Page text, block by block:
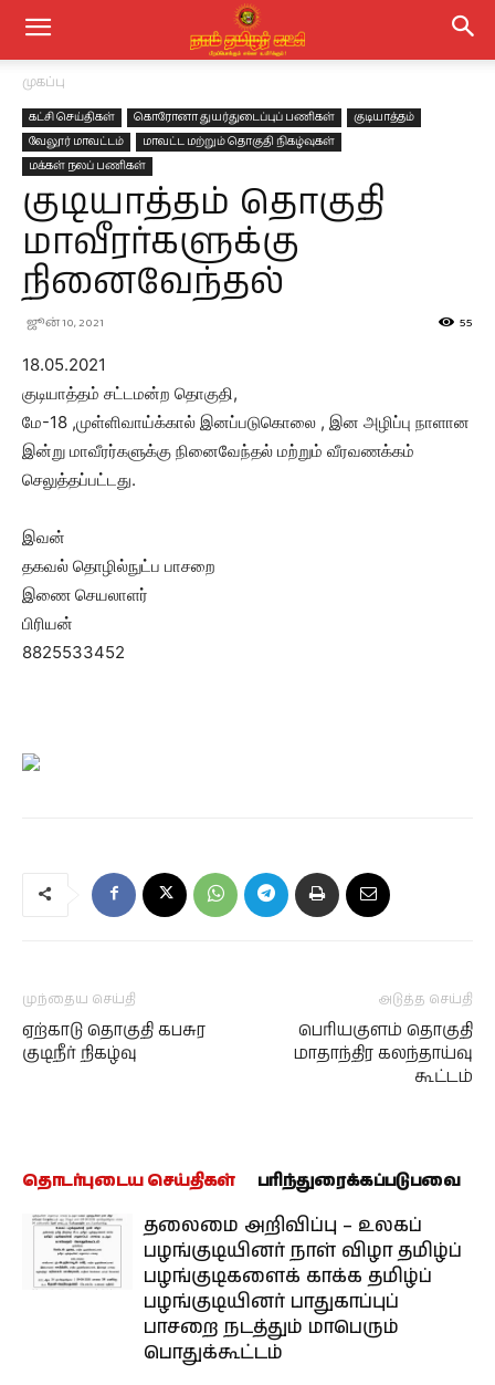
முகப்பு
கட்சி செய்திகள் கொரோனா துயர்துடைப்புப் பணிகள்
குடியாத்தம்
வேலூர் மாவட்டம்
மாவட்ட மற்றும் தொகுதி நிகழ்வுகள்
மக்கள் நலப் பணிகள்
குடியாத்தம் தொகுதி
மாவீரர்களுக்கு
நினைவேந்தல்
ஜூன் 10, 2021 55
18.05.2021
குடியாத்தம் சட்டமன்ற தொகுதி,
மே-18 ,முள்ளிவாய்க்கால் இனப்படுகொலை , இன அழிப்பு நாளான
இன்று மாவீரர்களுக்கு நினைவேந்தல் மற்றும் வீரவணக்கம்
செலுத்தப்பட்டது.
இவன்
தகவல் தொழில்நுட்ப பாசறை
இணை செயலாளர்
பிரியன்
8825533452
முந்தைய செய்தி
ஏற்காடு தொகுதி கபசுர
குடிநீர் நிகழ்வு
அடுத்த செய்தி
பெரியகுளம் தொகுதி
மாதாந்திர கலந்தாய்வு
கூட்டம்
தொடர்புடைய செய்திகள் பரிந்துரைக்கப்படுபவை
தலைமை அறிவிப்பு – உலகப்
பழங்குடியினர் நாள் விழா தமிழ்ப்
பழங்குடிகளைக் காக்க தமிழ்ப்
பழங்குடியினர் பாதுகாப்புப்
பாசறை நடத்தும் மாபெரும்
பொதுக்கூட்டம்